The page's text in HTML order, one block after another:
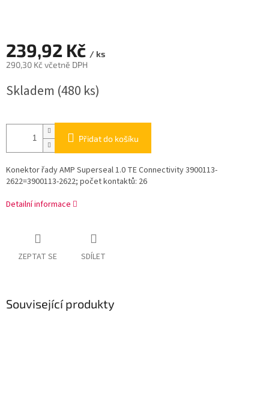
239,92 Kč / ks
290,30 Kč včetně DPH
cena:
Skladem (480 ks)
Přidat do košíku
Konektor řady AMP Superseal 1.0 TE Connectivity 3900113-
2622=3900113-2622; počet kontaktů: 26
Detailní informace
ZEPTAT SE SDÍLET
Související produkty